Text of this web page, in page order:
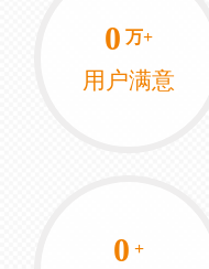
0 万+
用户满意
0 +